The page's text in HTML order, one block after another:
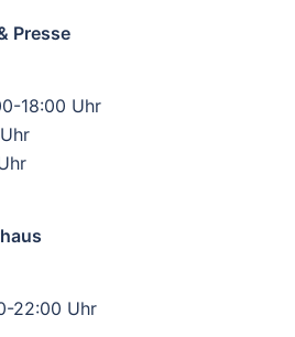
Presse
18:00 Uhr
22:00 Uhr